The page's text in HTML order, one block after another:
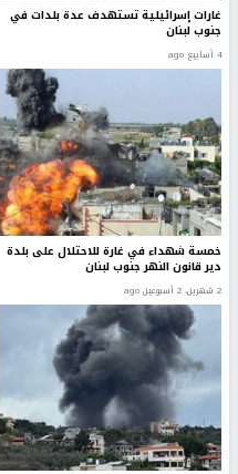
غارات إسرائيلية تستهدف عدة بلدات في
جنوب لبنان
4 أسابيع ago
خمسة شهداء في غارة للاحتلال على بلدة
دير قانون النهر جنوب لبنان
2 شهرين، 2 أسبوعين ago